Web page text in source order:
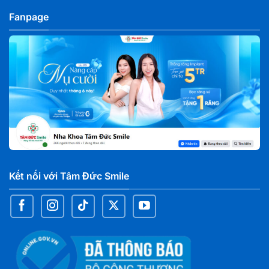
Nha khoa Tâm Đức Smile – CN Đà Nẵng
139 Nguyễn Văn Linh, Tổ 13, Phường Hải Châu, TP Đà
Nẵng
Nha khoa Tâm Đức Smile – CN Quy Nhơn, Bình Định
114 Nguyễn Thái Học, Phường Quy Nhơn, Tỉnh Gia Lai
Nha khoa Tâm Đức Smile – CN Đà Lạt, Lâm Đồng
105 Phan Đình Phùng, Phường Xuân Hương, Lâm Đồng
Nha khoa Tâm Đức Smile – CN Bạc Liêu
286 Trần Phú, Phường Bạc Liêu, tỉnh Cà Mau
Nha khoa Tâm Đức Smile – CN Sóc Trăng
Số K1 - 03 - 05, đường 30/4, Khóm 6, phường Phú Lợi,
TP. Cần Thơ
Fanpage
Kết nối với Tâm Đức Smile